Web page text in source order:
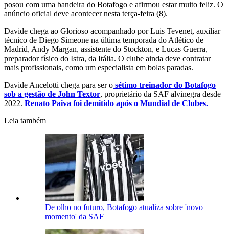
posou com uma bandeira do Botafogo e afirmou estar muito feliz. O
anúncio oficial deve acontecer nesta terça-feira (8).
Davide chega ao Glorioso acompanhado por Luis Tevenet, auxiliar
técnico de Diego Simeone na última temporada do Atlético de
Madrid, Andy Margan, assistente do Stockton, e Lucas Guerra,
preparador físico do Istra, da Itália. O clube ainda deve contratar
mais profissionais, como um especialista em bolas paradas.
Davide Ancelotti chega para ser o sétimo treinador do Botafogo
sob a gestão de John Textor, proprietário da SAF alvinegra desde
2022. Renato Paiva foi demitido após o Mundial de Clubes.
Leia também
De olho no futuro, Botafogo atualiza sobre 'novo
momento' da SAF